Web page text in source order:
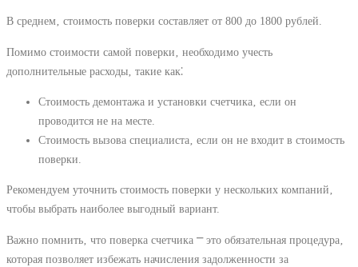
В среднем‚ стоимость поверки составляет от 800 до 1800 рублей.
Помимо стоимости самой поверки‚ необходимо учесть
дополнительные расходы‚ такие как⁚
Стоимость демонтажа и установки счетчика‚ если он
проводится не на месте.
Стоимость вызова специалиста‚ если он не входит в стоимость
поверки.
Рекомендуем уточнить стоимость поверки у нескольких компаний‚
чтобы выбрать наиболее выгодный вариант.
Важно помнить‚ что поверка счетчика ⎻ это обязательная процедура‚
которая позволяет избежать начисления задолженности за